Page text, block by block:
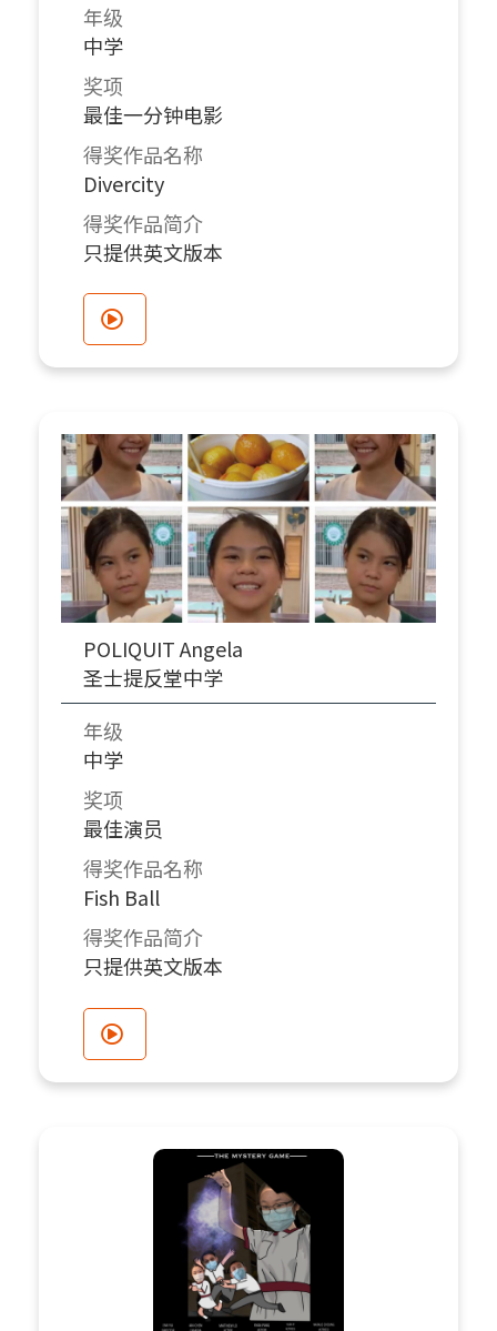
年级
中学
奖项
最佳一分钟电影
得奖作品名称
Divercity
得奖作品简介
只提供英文版本
POLIQUIT Angela
圣士提反堂中学
年级
中学
奖项
最佳演员
得奖作品名称
Fish Ball
得奖作品简介
只提供英文版本